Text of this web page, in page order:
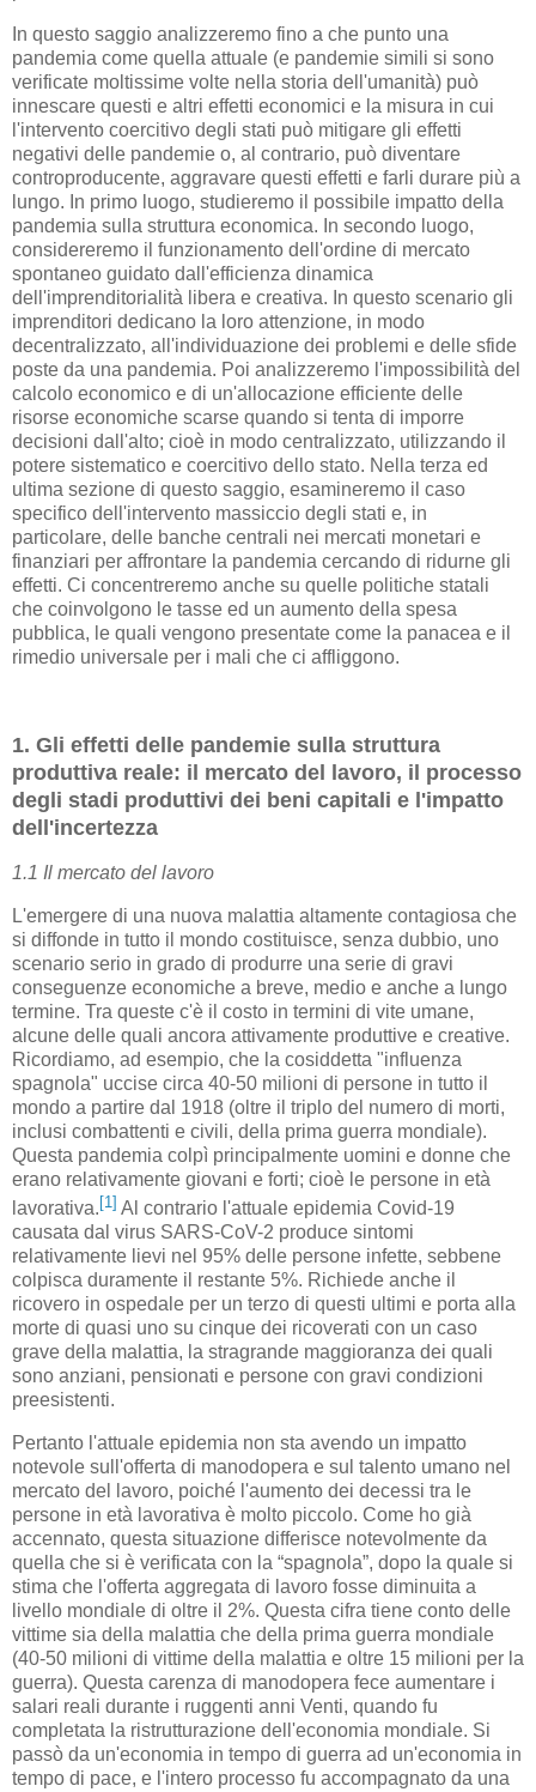
In questo saggio analizzeremo fino a che punto una
pandemia come quella attuale (e pandemie simili si sono
verificate moltissime volte nella storia dell'umanità) può
innescare questi e altri effetti economici e la misura in cui
l'intervento coercitivo degli stati può mitigare gli effetti
negativi delle pandemie o, al contrario, può diventare
controproducente, aggravare questi effetti e farli durare più a
lungo. In primo luogo, studieremo il possibile impatto della
pandemia sulla struttura economica. In secondo luogo,
considereremo il funzionamento dell'ordine di mercato
spontaneo guidato dall'efficienza dinamica
dell'imprenditorialità libera e creativa. In questo scenario gli
imprenditori dedicano la loro attenzione, in modo
decentralizzato, all'individuazione dei problemi e delle sfide
poste da una pandemia. Poi analizzeremo l'impossibilità del
calcolo economico e di un'allocazione efficiente delle
risorse economiche scarse quando si tenta di imporre
decisioni dall'alto; cioè in modo centralizzato, utilizzando il
potere sistematico e coercitivo dello stato. Nella terza ed
ultima sezione di questo saggio, esamineremo il caso
specifico dell'intervento massiccio degli stati e, in
particolare, delle banche centrali nei mercati monetari e
finanziari per affrontare la pandemia cercando di ridurne gli
effetti. Ci concentreremo anche su quelle politiche statali
che coinvolgono le tasse ed un aumento della spesa
pubblica, le quali vengono presentate come la panacea e il
rimedio universale per i mali che ci affliggono.
1. Gli effetti delle pandemie sulla struttura
produttiva reale: il mercato del lavoro, il processo
degli stadi produttivi dei beni capitali e l'impatto
dell'incertezza
1.1 Il mercato del lavoro
L'emergere di una nuova malattia altamente contagiosa che
si diffonde in tutto il mondo costituisce, senza dubbio, uno
scenario serio in grado di produrre una serie di gravi
conseguenze economiche a breve, medio e anche a lungo
termine. Tra queste c'è il costo in termini di vite umane,
alcune delle quali ancora attivamente produttive e creative.
Ricordiamo, ad esempio, che la cosiddetta "influenza
spagnola" uccise circa 40-50 milioni di persone in tutto il
mondo a partire dal 1918 (oltre il triplo del numero di morti,
inclusi combattenti e civili, della prima guerra mondiale).
Questa pandemia colpì principalmente uomini e donne che
erano relativamente giovani e forti; cioè le persone in età
lavorativa.[1] Al contrario l'attuale epidemia Covid-19
causata dal virus SARS-CoV-2 produce sintomi
relativamente lievi nel 95% delle persone infette, sebbene
colpisca duramente il restante 5%. Richiede anche il
ricovero in ospedale per un terzo di questi ultimi e porta alla
morte di quasi uno su cinque dei ricoverati con un caso
grave della malattia, la stragrande maggioranza dei quali
sono anziani, pensionati e persone con gravi condizioni
preesistenti.
Pertanto l'attuale epidemia non sta avendo un impatto
notevole sull'offerta di manodopera e sul talento umano nel
mercato del lavoro, poiché l'aumento dei decessi tra le
persone in età lavorativa è molto piccolo. Come ho già
accennato, questa situazione differisce notevolmente da
quella che si è verificata con la “spagnola”, dopo la quale si
stima che l'offerta aggregata di lavoro fosse diminuita a
livello mondiale di oltre il 2%. Questa cifra tiene conto delle
vittime sia della malattia che della prima guerra mondiale
(40-50 milioni di vittime della malattia e oltre 15 milioni per la
guerra). Questa carenza di manodopera fece aumentare i
salari reali durante i ruggenti anni Venti, quando fu
completata la ristrutturazione dell'economia mondiale. Si
passò da un'economia in tempo di guerra ad un'economia in
tempo di pace, e l'intero processo fu accompagnato da una